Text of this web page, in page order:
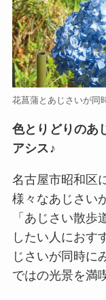
花菖蒲とあじさいが同
色とりどりのあ
アシス♪
名古屋市昭和区
様々なあじさい
「あじさい散
したい人におす
じさいが同時に
ではの光景を満